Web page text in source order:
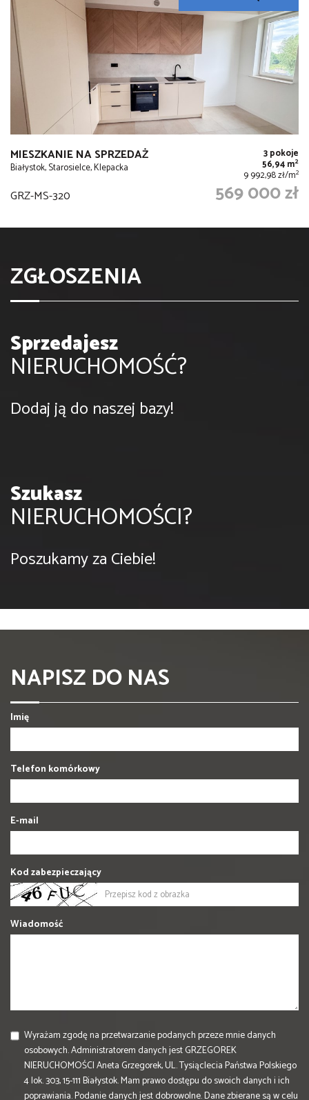
MIESZKANIE NA SPRZEDAŻ
Białystok, Starosielce, Klepacka
3 pokoje
56,94 m2
9 992,98 zł/m2
GRZ-MS-320 569 000 zł
ZGŁOSZENIA
Sprzedajesz
NIERUCHOMOŚĆ?
Dodaj ją do naszej bazy!
Szukasz
NIERUCHOMOŚCI?
Poszukamy za Ciebie!
NAPISZ DO NAS
Imię
Telefon komórkowy
E-mail
Kod zabezpieczający
Wiadomość
Wyrażam zgodę na przetwarzanie podanych przeze mnie danych
osobowych. Administratorem danych jest GRZEGOREK
NIERUCHOMOŚCI Aneta Grzegorek, UL. Tysiąclecia Państwa Polskiego
4 lok. 303, 15-111 Białystok. Mam prawo dostępu do swoich danych i ich
poprawiania. Podanie danych jest dobrowolne. Dane zbierane są w celu